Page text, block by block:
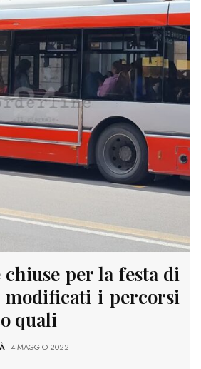
per la festa di
modificati i percorsi
quali
- 4 MAGGIO 2022